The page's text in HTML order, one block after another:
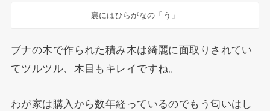
裏にはひらがなの「う」
ブナの木で作られた積み木は綺麗に面取りされてい
てツルツル、木目もキレイですね。
わが家は購入から数年経っているのでもう匂いはし